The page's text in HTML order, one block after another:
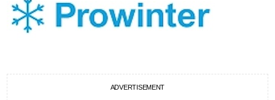
ADVERTISEMENT